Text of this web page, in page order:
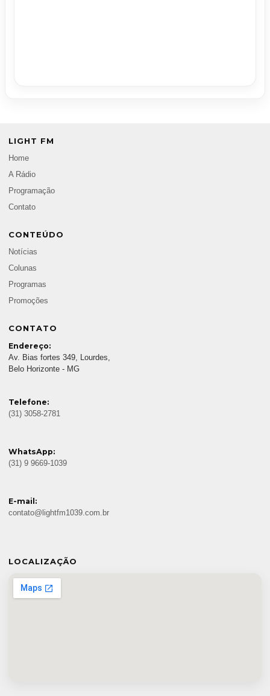
LIGHT FM
Home
A Rádio
Programação
Contato
CONTEÚDO
Notícias
Colunas
Programas
Promoções
CONTATO
Endereço:
Av. Bias fortes 349, Lourdes,
Belo Horizonte - MG
Telefone:
(31) 3058-2781
WhatsApp:
(31) 9 9669-1039
E-mail:
contato@lightfm1039.com.br
LOCALIZAÇÃO